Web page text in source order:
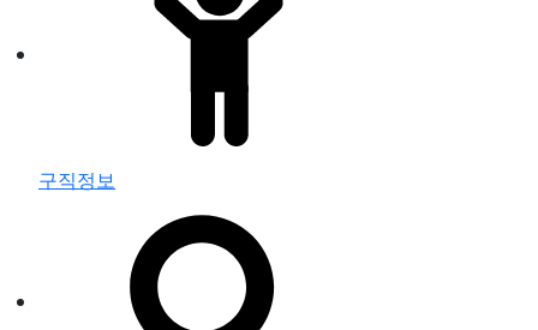
구직정보